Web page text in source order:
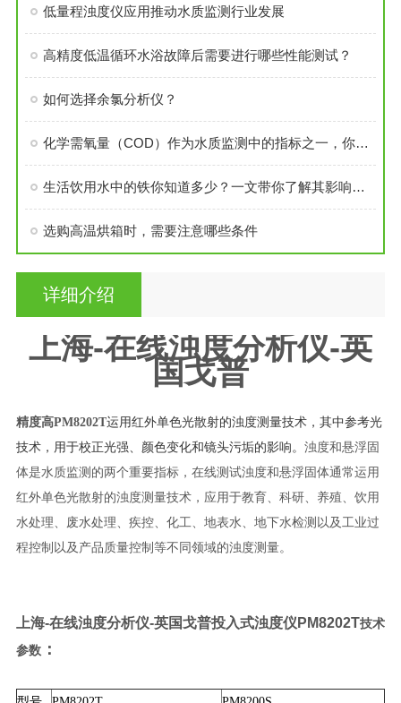
低量程浊度仪应用推动水质监测行业发展
高精度低温循环水浴故障后需要进行哪些性能测试？
如何选择余氯分析仪？
化学需氧量（COD）作为水质监测中的指标之一，你了解吗？
生活饮用水中的铁你知道多少？一文带你了解其影响及检测方法
选购高温烘箱时，需要注意哪些条件
详细介绍
上海-在线浊度分析仪-英
国戈普
精度高PM8202T运用红外单色光散射的浊度测量技术，其中参考光
技术，用于校正光强、颜色变化和镜头污垢的影响。 浊度和悬浮固
体是水质监测的两个重要指标，在线测试浊度和悬浮固体通常运用
红外单色光散射的浊度测量技术，应用于教育、科研、养殖、饮用
水处理、废水处理、疾控、化工、地表水、地下水检测以及工业过
程控制以及产品质量控制等不同领域的浊度测量。
上海-在线浊度分析仪-英国戈普投入式浊度仪PM8202T技术
参数：